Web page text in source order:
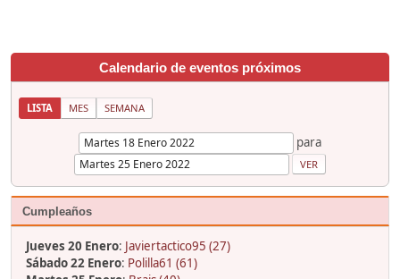
Calendario de eventos próximos
LISTA MES SEMANA
para
Cumpleaños
Jueves 20 Enero: Javiertactico95 (27)
Sábado 22 Enero: Polilla61 (61)